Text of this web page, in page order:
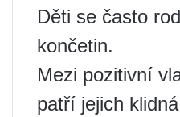
Děti se často
končetin.
Mezi pozitivní
patří jejich